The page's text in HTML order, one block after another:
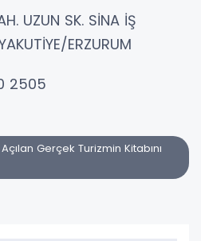
UZUN SK. SİNA İŞ
ERZURUM
2505
Gerçek Turizmin Kitabını